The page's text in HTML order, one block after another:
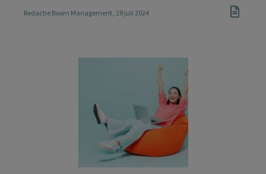
Redactie Boom Management, 29 juli 2024